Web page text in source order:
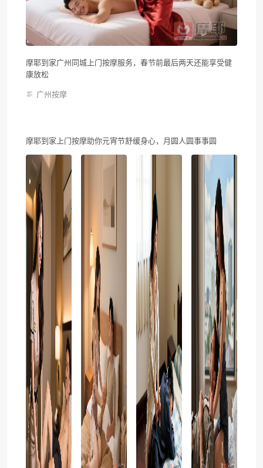
摩耶到家广州同城上门按摩服务，春节前最后两天还能享受健
康放松
广州按摩
摩耶到家上门按摩助你元宵节舒缓身心，月圆人圆事事圆